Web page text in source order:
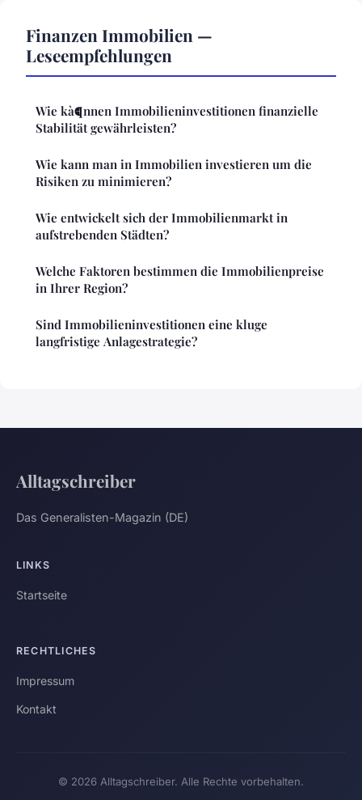
Finanzen Immobilien —
Leseempfehlungen
Wie kà¶nnen Immobilieninvestitionen finanzielle
Stabilität gewährleisten?
Wie kann man in Immobilien investieren um die
Risiken zu minimieren?
Wie entwickelt sich der Immobilienmarkt in
aufstrebenden Städten?
Welche Faktoren bestimmen die Immobilienpreise
in Ihrer Region?
Sind Immobilieninvestitionen eine kluge
langfristige Anlagestrategie?
Alltagschreiber
Das Generalisten-Magazin (DE)
LINKS
Startseite
RECHTLICHES
Impressum
Kontakt
© 2026 Alltagschreiber. Alle Rechte vorbehalten.